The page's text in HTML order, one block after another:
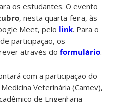
os estudantes. O evento
, nesta quarta-feira, às
Meet, pelo link. Para o
participação, os
através doformulário.
com a participação do
Veterinária (Camev),
de Engenharia